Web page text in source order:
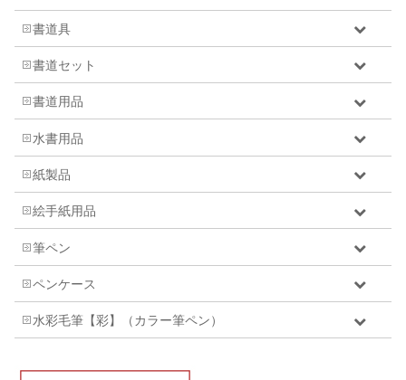
書道具
書道セット
書道用品
水書用品
紙製品
絵手紙用品
筆ペン
ペンケース
水彩毛筆【彩】（カラー筆ペン）